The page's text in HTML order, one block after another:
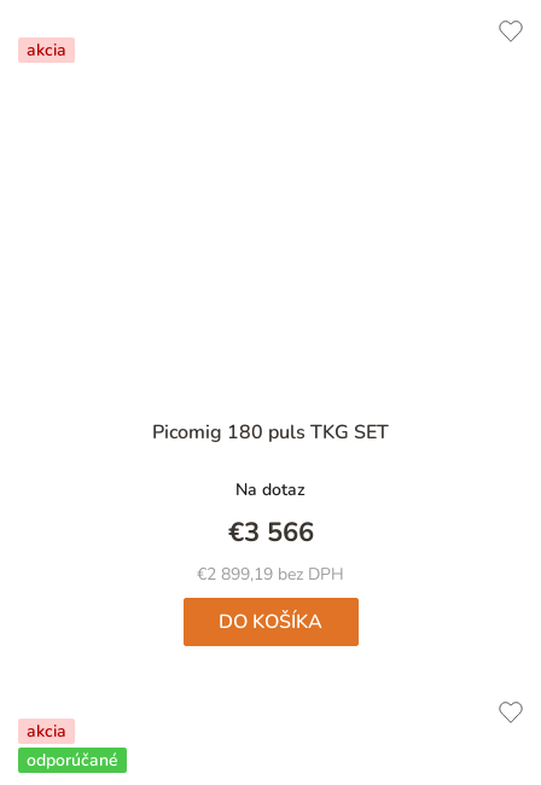
akcia
Picomig 180 puls TKG SET
Na dotaz
€2 899,19 bez DPH
€3 566
DO KOŠÍKA
akcia
odporúčané